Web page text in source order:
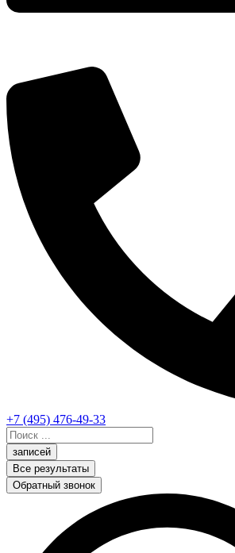
+7 (495) 476-49-33
Search
...записей
Все результаты
Обратный звонок